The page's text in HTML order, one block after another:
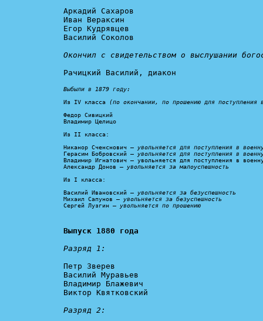
Аркадий Сахаров
Иван Вераксин
Егор Кудрявцев
Василий Соколов
Окончил с свидетельством о выслушании
Рачицкий Василий, диакон
Выбыли в 1879 году:
Из IV класса (по окончании, по прошению для поступления
Федор Сивицкий
Владимир Целицо
Из II класса:
Никанор Сченснович – увольняется для поступления в
Герасим Бобровский – увольняется для поступления в
Владимир Игнатович – увольняется для поступления в
Александр Донов – увольняется за малоуспешность
Из I класса:
Василий Ивановский – увольняется за безуспешность
Михаил Сапунов – увольняется за безуспешность
Сергей Лузгин – увольняется по прошению
Выпуск 1880 года
Разряд 1:
Петр Зверев
Василий Муравьев
Владимир Блажевич
Виктор Квятковский
Разряд 2: